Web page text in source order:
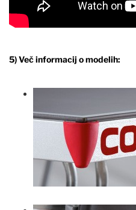
5) Več informacij o modelih: